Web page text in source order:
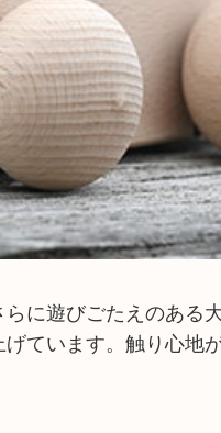
に遊びごたえのある
ています。触り心地